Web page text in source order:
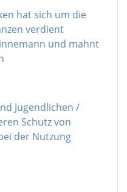
hat sich um die
verdient
und mahnt
Jugendlichen /
Schutz von
der Nutzung